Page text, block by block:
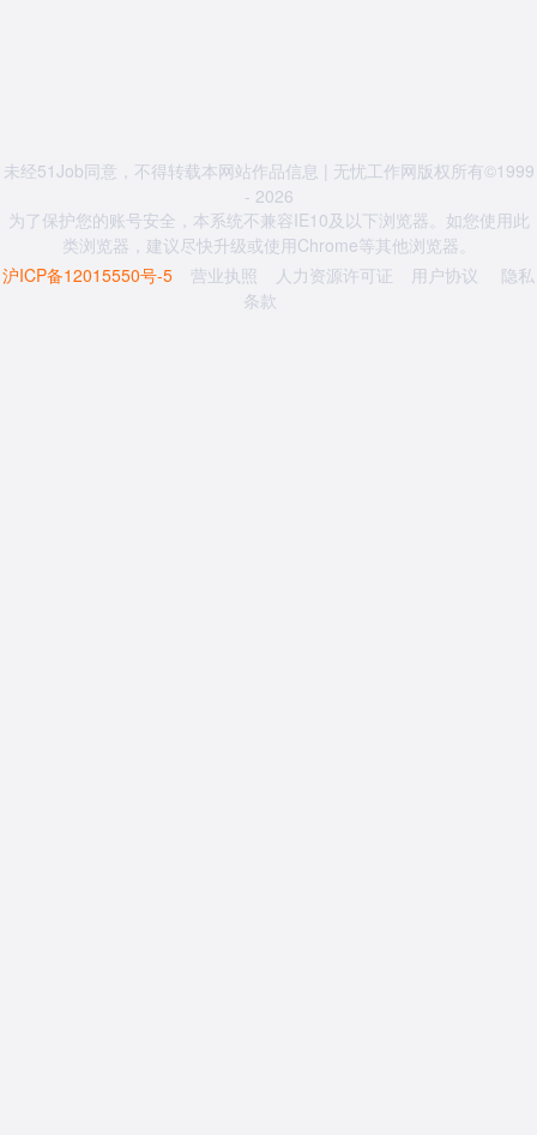
未经51Job同意，不得转载本网站作品信息 | 无忧工作网版权所有©1999
- 2026
为了保护您的账号安全，本系统不兼容IE10及以下浏览器。如您使用此
类浏览器，建议尽快升级或使用Chrome等其他浏览器。
沪ICP备12015550号-5
营业执照 人力资源许可证 用户协议
隐私
条款